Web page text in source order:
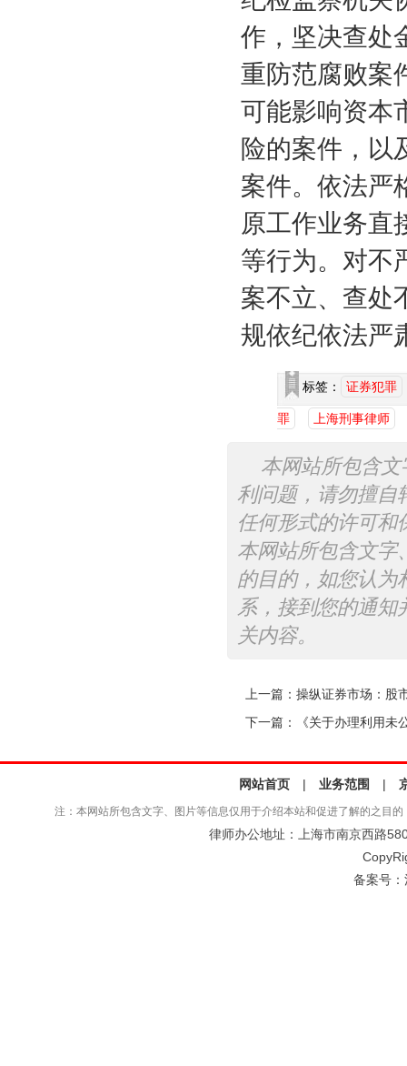
作，坚决查处
重防范腐败案
可能影响资本
险的案件，以
案件。依法严
原工作业务直
等行为。对不
案不立、查处
规依纪依法严
标签： 证券犯罪
罪 上海刑事律师
本网站所包含
利问题，请勿擅自
任何形式的许可和
本网站所包含文字
的目的，如您认为
系，接到您的通知
关内容。
上一篇： 操纵证券市场：股
下一篇： 《关于办理利用
网站首页 | 业务范围 |
注：本网站所包含文字、图片等信息仅用于介绍本站和促进了解的之目
律师办公地址：上海市南京西路
备案号：